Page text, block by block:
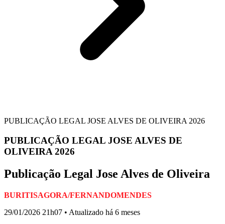
PUBLICAÇÃO LEGAL JOSE ALVES DE OLIVEIRA 2026
PUBLICAÇÃO LEGAL JOSE ALVES DE
OLIVEIRA 2026
Publicação Legal Jose Alves de Oliveira
BURITISAGORA/FERNANDOMENDES
29/01/2026 21h07 • Atualizado há 6 meses